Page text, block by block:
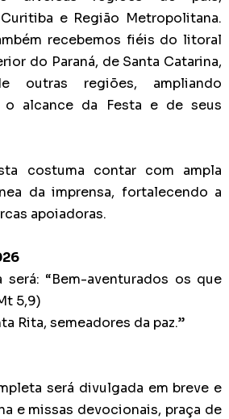
e Região Metropolitana.
recebemos fiéis do litoral
do Paraná, de Santa Catarina,
outras regiões, ampliando
o alcance da Festa e de seus
costuma contar com ampla
da imprensa, fortalecendo a
apoiadoras.
“Bem-aventurados os que
5,9)
Rita, semeadores da paz.”
será divulgada em breve e
e missas devocionais, praça de